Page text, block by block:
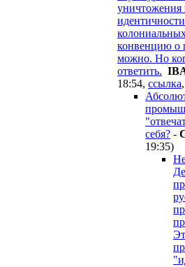
уничтожения
конвенцию о
можно. Но
ответить.
18:54, ссылка,
себя? -
19:35)